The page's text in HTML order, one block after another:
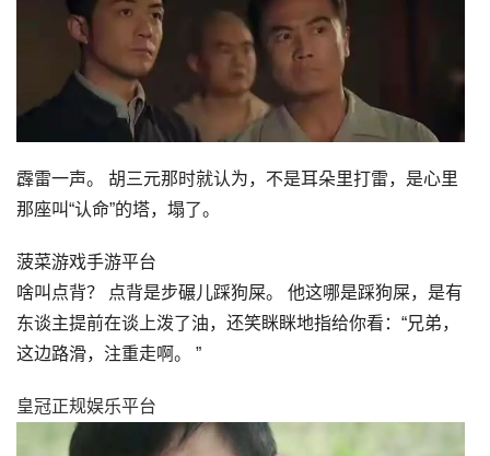
霹雷一声。 胡三元那时就认为，不是耳朵里打雷，是心里
那座叫“认命”的塔，塌了。
菠菜游戏手游平台
啥叫点背？ 点背是步碾儿踩狗屎。 他这哪是踩狗屎，是有
东谈主提前在谈上泼了油，还笑眯眯地指给你看：“兄弟，
这边路滑，注重走啊。 ”
皇冠正规娱乐平台